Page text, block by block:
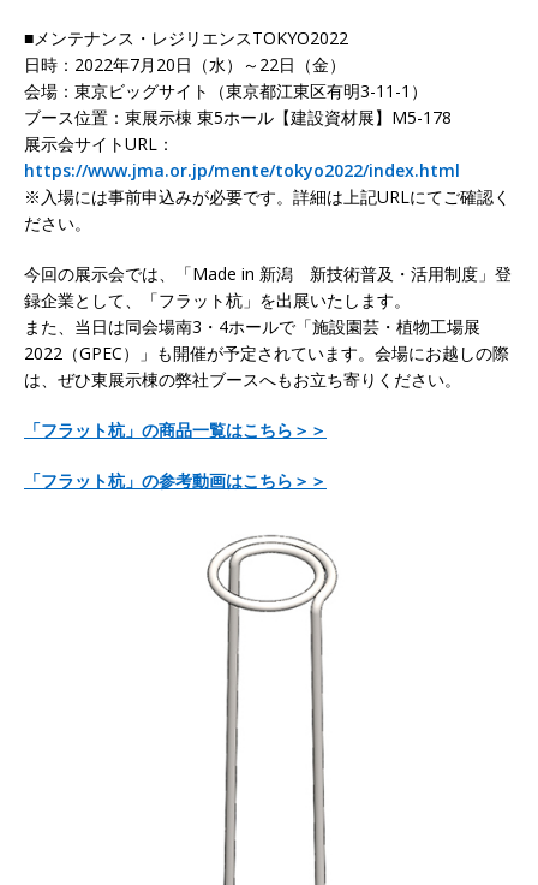
■メンテナンス・レジリエンスTOKYO2022
日時：2022年7月20日（水）～22日（金）
会場：東京ビッグサイト（東京都江東区有明3-11-1）
ブース位置：東展示棟 東5ホール【建設資材展】M5-178
展示会サイトURL：
https://www.jma.or.jp/mente/tokyo2022/index.html
※入場には事前申込みが必要です。詳細は上記URLにてご確認く
ださい。
今回の展示会では、「Made in 新潟 新技術普及・活用制度」登
録企業として、「フラット杭」を出展いたします。
また、当日は同会場南3・4ホールで「施設園芸・植物工場展
2022（GPEC）」も開催が予定されています。会場にお越しの際
は、ぜひ東展示棟の弊社ブースへもお立ち寄りください。
「フラット杭」の商品一覧はこちら＞＞
「フラット杭」の参考動画はこちら＞＞